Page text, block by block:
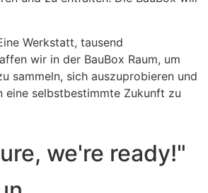
Werkstatt, tausend
wir in der BauBox Raum, um
sammeln, sich auszuprobieren und
eine selbstbestimmte Zukunft zu
we're ready!"